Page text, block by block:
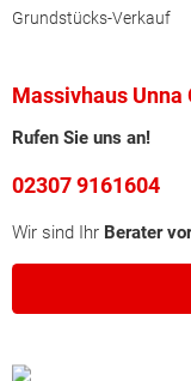
Grundstücks-Verkauf
Massivhaus Unna
Rufen Sie uns an!
02307 9161604
Wir sind Ihr Berater